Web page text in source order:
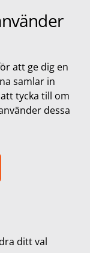
att ge dig en
samlar in
tycka till om
dessa
ditt val